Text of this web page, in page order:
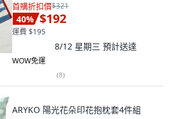
首購折扣價$321
40% $192
運費 $195
8/12 星期三 預計送達
WOW免運
(8)
ARYKO 陽光花朵印花抱枕套4件組